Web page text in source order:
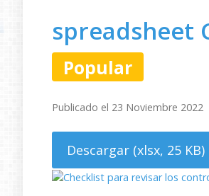
spreadsheet
Popular
Publicado el 23 Noviembre 2022
Descargar (xlsx, 25 KB)